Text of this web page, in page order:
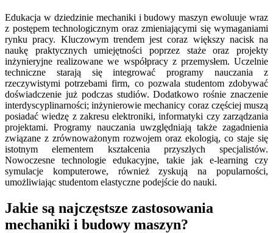
Edukacja w dziedzinie mechaniki i budowy maszyn ewoluuje wraz
z postępem technologicznym oraz zmieniającymi się wymaganiami
rynku pracy. Kluczowym trendem jest coraz większy nacisk na
naukę praktycznych umiejętności poprzez staże oraz projekty
inżynieryjne realizowane we współpracy z przemysłem. Uczelnie
techniczne starają się integrować programy nauczania z
rzeczywistymi potrzebami firm, co pozwala studentom zdobywać
doświadczenie już podczas studiów. Dodatkowo rośnie znaczenie
interdyscyplinarności; inżynierowie mechanicy coraz częściej muszą
posiadać wiedzę z zakresu elektroniki, informatyki czy zarządzania
projektami. Programy nauczania uwzględniają także zagadnienia
związane z zrównoważonym rozwojem oraz ekologią, co staje się
istotnym elementem kształcenia przyszłych specjalistów.
Nowoczesne technologie edukacyjne, takie jak e-learning czy
symulacje komputerowe, również zyskują na popularności,
umożliwiając studentom elastyczne podejście do nauki.
Jakie są najczęstsze zastosowania
mechaniki i budowy maszyn?